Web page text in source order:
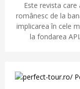
Este revista
românesc de la
implicarea în cele
la fondarea